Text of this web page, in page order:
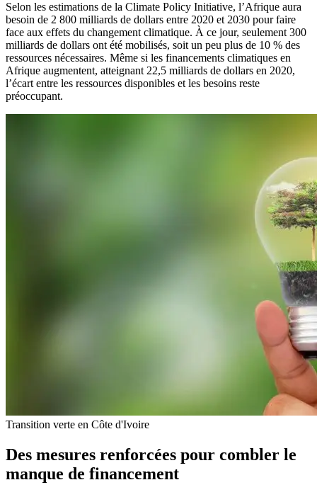
Selon les estimations de la Climate Policy Initiative, l’Afrique aura
besoin de 2 800 milliards de dollars entre 2020 et 2030 pour faire
face aux effets du changement climatique. À ce jour, seulement 300
milliards de dollars ont été mobilisés, soit un peu plus de 10 % des
ressources nécessaires. Même si les financements climatiques en
Afrique augmentent, atteignant 22,5 milliards de dollars en 2020,
l’écart entre les ressources disponibles et les besoins reste
préoccupant.
Transition verte en Côte d'Ivoire
Des mesures renforcées pour combler le
manque de financement